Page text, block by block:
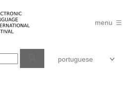
menu